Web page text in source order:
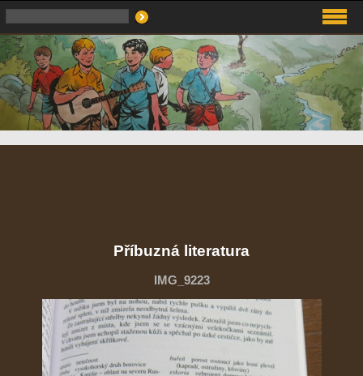
Příbuzná literatura
IMG_9223